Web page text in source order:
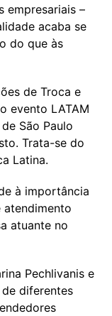
empresariais –
acaba se
do que às
de Troca e
evento LATAM
São Paulo
Trata-se do
Latina.
à importância
atuante no
Pechlivanis e
diferentes